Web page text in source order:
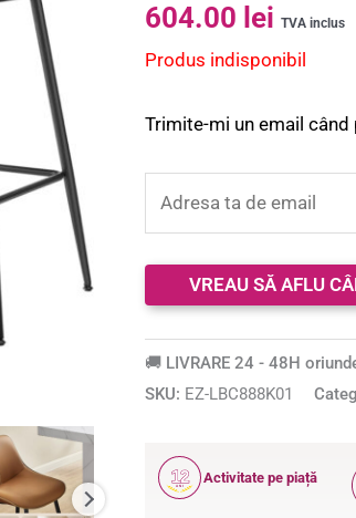
604.00 lei TVA inclus
Produs indisponibil
Trimite-mi un email
🚚 LIVRARE 24 - 48H
SKU: EZ-LBC888K01
12
ANI
Activitate pe piață